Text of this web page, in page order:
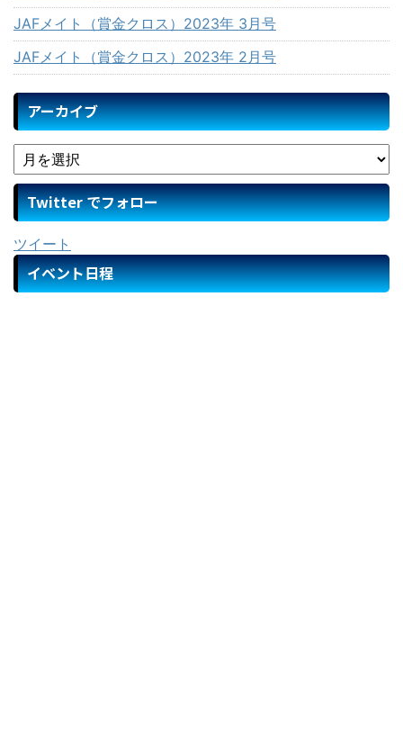
JAFメイト（賞金クロス）2023年 3月号
JAFメイト（賞金クロス）2023年 2月号
アーカイブ
Twitter でフォロー
ツイート
イベント日程